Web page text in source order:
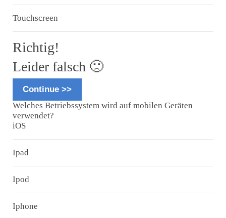
Touchscreen
Richtig!
Leider falsch 🙁
Continue >>
Welches Betriebssystem wird auf mobilen Geräten
verwendet?
iOS
Ipad
Ipod
Iphone